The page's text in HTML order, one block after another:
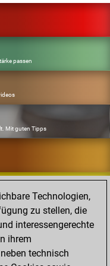
passen
Mit guten Tipps
Cloud
Technologien,
zu stellen, die
interessengerechte
ihrem
technisch